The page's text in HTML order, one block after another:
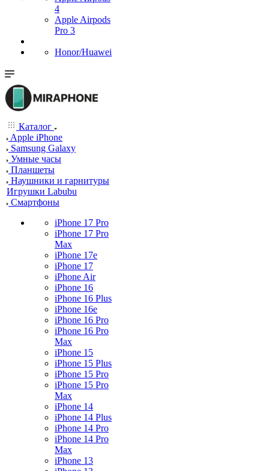
4
Apple Airpods
Pro 3
Honor/Huawei
Каталог
Apple iPhone
Samsung Galaxy
Умные часы
Планшеты
Наушники и гарнитуры
Игрушки Labubu
Смартфоны
iPhone 17 Pro
iPhone 17 Pro
Max
iPhone 17e
iPhone 17
iPhone Air
iPhone 16
iPhone 16 Plus
iPhone 16e
iPhone 16 Pro
iPhone 16 Pro
Max
iPhone 15
iPhone 15 Plus
iPhone 15 Pro
iPhone 15 Pro
Max
iPhone 14
iPhone 14 Plus
iPhone 14 Pro
iPhone 14 Pro
Max
iPhone 13